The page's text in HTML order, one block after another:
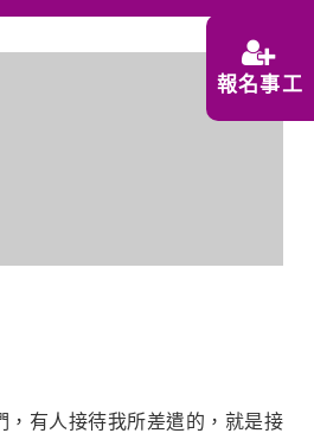
報名事工
，有人接待我所差遣的，就是接